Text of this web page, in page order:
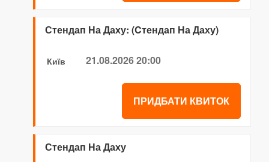
Стендап На Даху: (Cтендап На Даху)
Київ 21.08.2026 20:00
ПРИДБАТИ КВИТОК
Стендап На Даху